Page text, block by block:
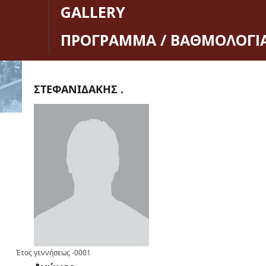
GALLERY
ΠΡΟΓΡΑΜΜΑ /
ΣΤΕΦΑΝΙΔΑΚΗΣ .
Έτος γεννήσεως-0001